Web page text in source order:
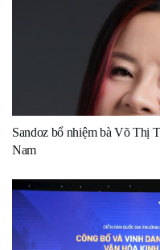
Sandoz bổ nhiệm bà Võ Thị
Nam